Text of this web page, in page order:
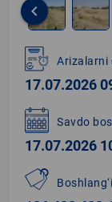
1
of
6
keyboard_arrow_left
Arizalarni
17.07.2026
Savdo
17.07.2026